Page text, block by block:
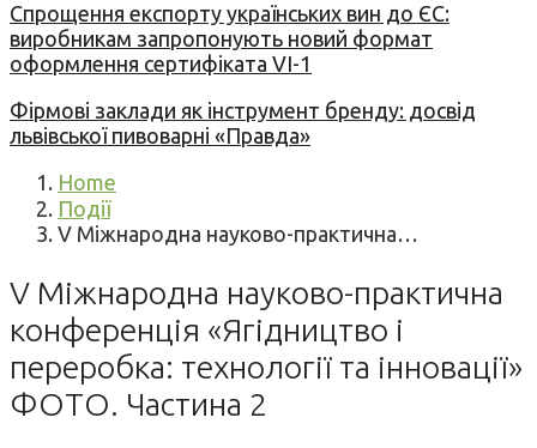
Спрощення експорту українських вин до ЄС:
виробникам запропонують новий формат
оформлення сертифіката VI-1
Фірмові заклади як інструмент бренду: досвід
львівської пивоварні «Правда»
Home
Події
V Міжнародна науково-практична…
V Міжнародна науково-практична
конференція «Ягідництво і
переробка: технології та інновації»
ФОТО. Частина 2